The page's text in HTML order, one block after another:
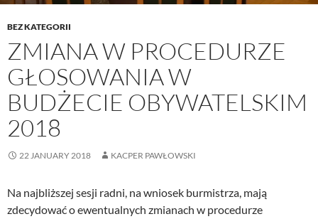
BEZ KATEGORII
ZMIANA W PROCEDURZE
GŁOSOWANIA W
BUDŻECIE OBYWATELSKIM
2018
22 JANUARY 2018 KACPER PAWŁOWSKI
Na najbliższej sesji radni, na wniosek burmistrza, mają
zdecydować o ewentualnych zmianach w procedurze